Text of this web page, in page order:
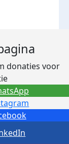
donaties voor